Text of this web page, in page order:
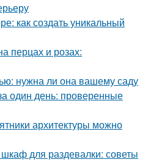
как создать уникальный
перцах и розах:
нужна ли она вашему саду
один день: проверенные
архитектуры можно
для раздевалки: советы